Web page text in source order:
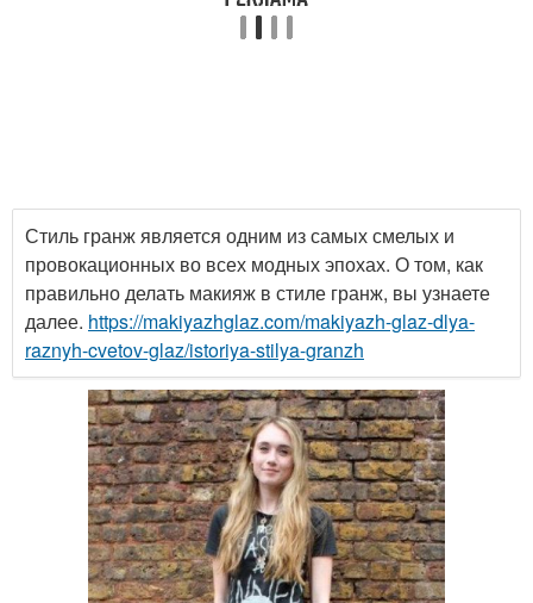
Стиль гранж является одним из самых смелых и
провокационных во всех модных эпохах. О том, как
правильно делать макияж в стиле гранж, вы узнаете
далее. https://makiyazhglaz.com/makiyazh-glaz-dlya-
raznyh-cvetov-glaz/istoriya-stilya-granzh